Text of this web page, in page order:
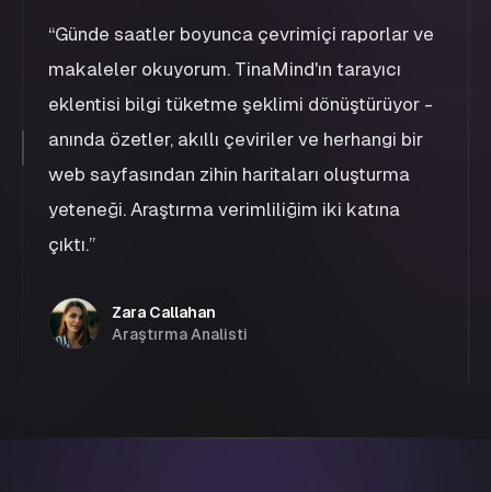
“Günde saatler boyunca çevrimiçi raporlar ve
makaleler okuyorum. TinaMind'ın tarayıcı
eklentisi bilgi tüketme şeklimi dönüştürüyor -
anında özetler, akıllı çeviriler ve herhangi bir
web sayfasından zihin haritaları oluşturma
yeteneği. Araştırma verimliliğim iki katına
çıktı.”
Zara Callahan
Araştırma Analisti